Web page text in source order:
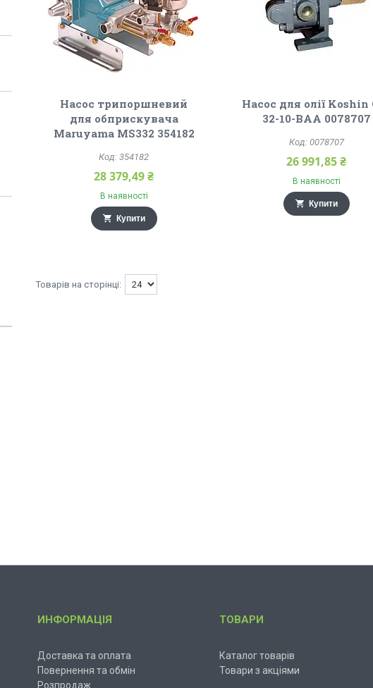
Насос трипоршневий
для обприскувача
Maruyama MS332 354182
354182
28 379,49 ₴
В наявності
Купити
Насос для олії Koshin
32-10-BAA 0078707
0078707
26 991,85 ₴
В наявності
Купити
ИНФОРМАЦІЯ
Доставка та оплата
Повернення та обмін
Розпродаж
ТОВАРИ
Каталог товарів
Товари з акціями